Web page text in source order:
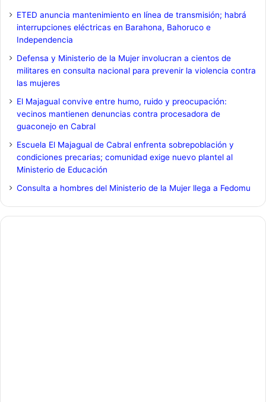
ETED anuncia mantenimiento en línea de transmisión; habrá
interrupciones eléctricas en Barahona, Bahoruco e
Independencia
Defensa y Ministerio de la Mujer involucran a cientos de
militares en consulta nacional para prevenir la violencia contra
las mujeres
El Majagual convive entre humo, ruido y preocupación:
vecinos mantienen denuncias contra procesadora de
guaconejo en Cabral
Escuela El Majagual de Cabral enfrenta sobrepoblación y
condiciones precarias; comunidad exige nuevo plantel al
Ministerio de Educación
Consulta a hombres del Ministerio de la Mujer llega a Fedomu